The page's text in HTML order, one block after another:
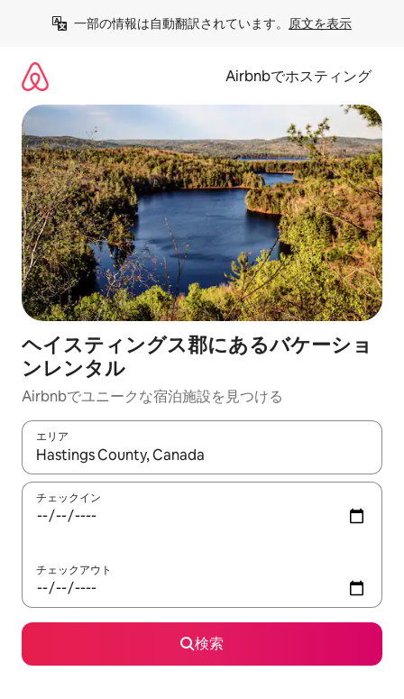
一部の情報は自動翻訳されています。 原文を表示
Airbnbでホスティング
ヘイスティングス郡にあるバケーショ
ンレンタル
Airbnbでユニークな宿泊施設を見つける
エリア
検索結果が表示されたら、上下の矢印キーを使って移動するか
チェックイン
チェックアウト
検索